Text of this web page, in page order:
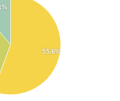
55.6%